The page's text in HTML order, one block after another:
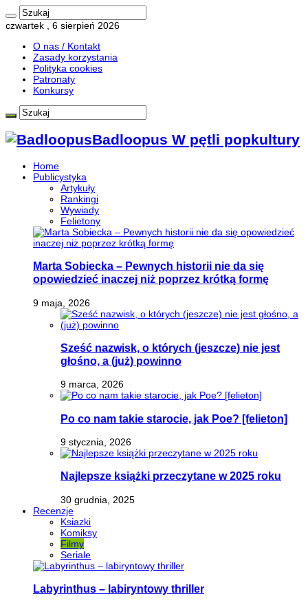
czwartek , 6 sierpień 2026
O nas / Kontakt
Zasady korzystania
Polityka cookies
Patronaty
Konkursy
Badloopus W pętli popkultury
Home
Publicystyka
Artykuły
Rankingi
Wywiady
Felietony
Marta Sobiecka – Pewnych historii nie da się
opowiedzieć inaczej niż poprzez krótką formę
9 maja, 2026
Sześć nazwisk, o których (jeszcze) nie jest
głośno, a (już) powinno
9 marca, 2026
Po co nam takie starocie, jak Poe? [felieton]
9 stycznia, 2026
Najlepsze książki przeczytane w 2025 roku
30 grudnia, 2025
Recenzje
Ksiazki
Komiksy
Filmy
Seriale
Labyrinthus – labiryntowy thriller